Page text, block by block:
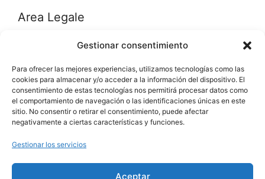
Gestionar consentimiento
Para ofrecer las mejores experiencias, utilizamos tecnologías como las
cookies para almacenar y/o acceder a la información del dispositivo. El
consentimiento de estas tecnologías nos permitirá procesar datos como
el comportamiento de navegación o las identificaciones únicas en este
sitio. No consentir o retirar el consentimiento, puede afectar
negativamente a ciertas características y funciones.
Gestionar los servicios
Aceptar
Area Legale
Política de privacidad
Política de cookies (UE)
Categorías del producto
Alquiler Bicicletas
Ventas Bicicletas (17)